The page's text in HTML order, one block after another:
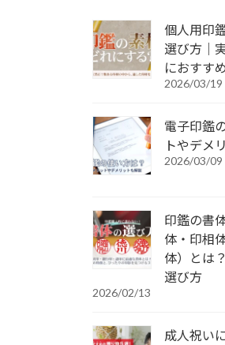
個人用印
選び方｜
におすす
2026/03/19
電子印鑑
トやデメ
2026/03/09
印鑑の書
体・印相
体）とは
選び方
2026/02/13
成人祝い